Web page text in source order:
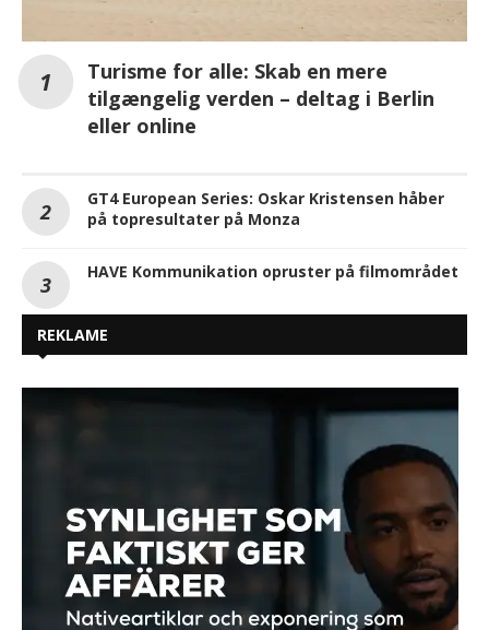
Turisme for alle: Skab en mere
tilgængelig verden – deltag i Berlin
eller online
GT4 European Series: Oskar Kristensen håber
på topresultater på Monza
HAVE Kommunikation opruster på filmområdet
REKLAME